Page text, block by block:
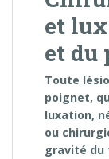
et
et du
Toute
poignet,
luxation,
ou
gravité du